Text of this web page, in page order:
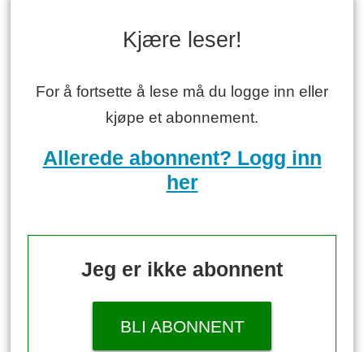
Kjære leser!
For å fortsette å lese må du logge inn eller
kjøpe et abonnement.
Allerede abonnent? Logg inn
her
Jeg er ikke abonnent
BLI ABONNENT